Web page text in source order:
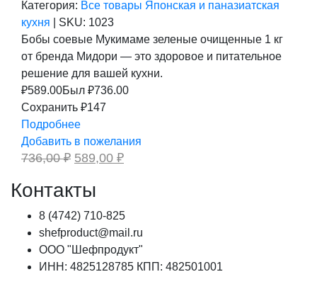
Категория: Все товары Японская и паназиатская
кухня
SKU: 1023
Бобы соевые Мукимаме зеленые очищенные 1 кг
от бренда Мидори — это здоровое и питательное
решение для вашей кухни.
₽589.00Был ₽736.00
Сохранить ₽147
Подробнее
Добавить в пожелания
736,00₽ Первоначальная
736,00 ₽.
589,00 ₽Текущая
Контакты
8 (4742) 710-825
shefproduct@mail.ru
ООО "Шефпродукт"
ИНН: 4825128785 КПП: 482501001